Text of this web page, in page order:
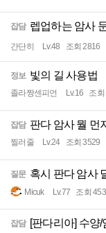
잡담 렙업하는 암사
간단히 Lv.48 조회 2816
정보 빛의 길 사용법
졸라짱센피언 Lv.16 조
잡담 판다 암사 뭘 먼
찔러줄 Lv.24 조회 3529
질문 혹시 판다 암사
Micuk Lv.77 조회
잡담 [판다리아] 수양